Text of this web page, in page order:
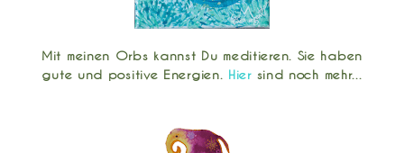
Mit meinen Orbs kannst Du meditieren. Sie haben
gute und positive Energien. Hier sind noch mehr...